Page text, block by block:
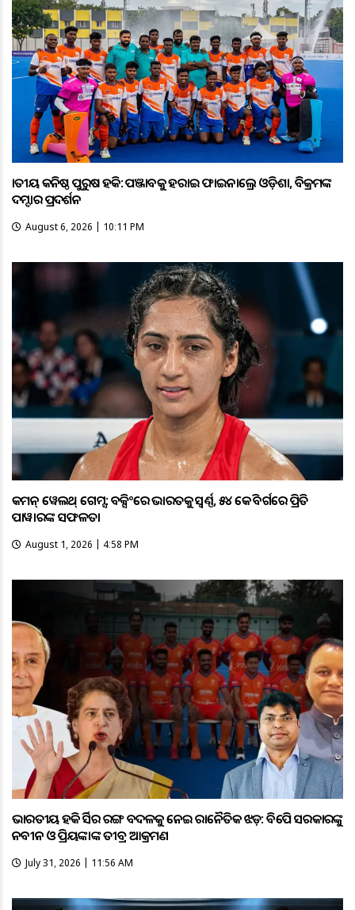
ଜାତୀୟ କନିଷ୍ଠ ପୁରୁଷ ହକି: ପଞ୍ଜାବକୁ ହରାଇ ଫାଇନାଲ୍ରେ ଓଡ଼ିଶା, ବିକ୍ରମଙ୍କ
ଦମ୍ଦାର ପ୍ରଦର୍ଶନ
August 6, 2026 | 10:11 PM
କମନ୍ ୱେଲଥ୍ ଗେମ୍ସ: ବକ୍ସିଂରେ ଭାରତକୁ ସ୍ବର୍ଣ୍ଣ, ୫୪ କେଜି ବର୍ଗରେ ପ୍ରିତି
ପାୱାରଙ୍କ ସଫଳତା
August 1, 2026 | 4:58 PM
ଭାରତୀୟ ହକି ଜର୍ସିର ରଙ୍ଗ ବଦଳକୁ ନେଇ ରାଜନୈତିକ ଝଡ଼: ବିଜେପି ସରକାରଙ୍କୁ
ନବୀନ ଓ ପ୍ରିୟଙ୍କାଙ୍କ ତୀବ୍ର ଆକ୍ରମଣ
July 31, 2026 | 11:56 AM